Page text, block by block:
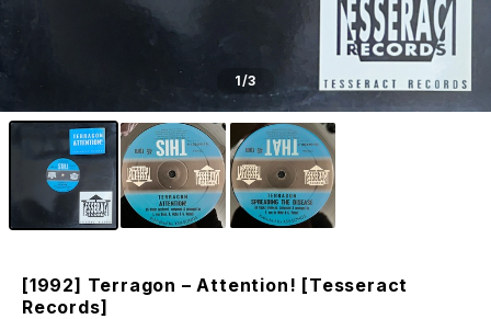
1/3
[1992] Terragon – Attention! [Tesseract
Records]